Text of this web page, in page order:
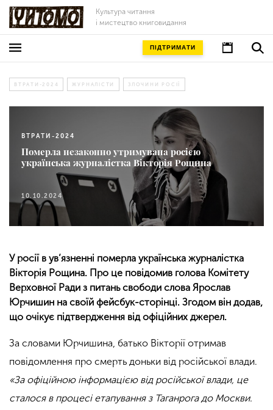
Культура читання
і мистецтво книговидання
ПІДТРИМАТИ
ВТРАТИ-2024 ЖУРНАЛІСТИ ЗЛОЧИНИ РОСІЇ
ВТРАТИ-2024
Померла незаконно утримувана росією
українська журналістка Вікторія Рощина
10.10.2024
У росії в ув’язненні померла українська журналістка
Вікторія Рощина. Про це повідомив голова Комітету
Верховної Ради з питань свободи слова Ярослав
Юрчишин на своїй фейсбук-сторінці. Згодом він додав,
що очікує підтвердження від офіційних джерел.
За словами Юрчишина, батько Вікторії отримав
повідомлення про смерть доньки від російської влади.
«За офіційною інформацією від російської влади, це
сталося в процесі етапування з Таганрога до Москви.